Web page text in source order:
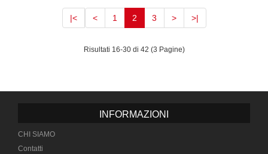
|< < 1 2(current)
3 > >|
Risultati 16-30 di 42 (3 Pagine)
INFORMAZIONI
CHI SIAMO
Contatti